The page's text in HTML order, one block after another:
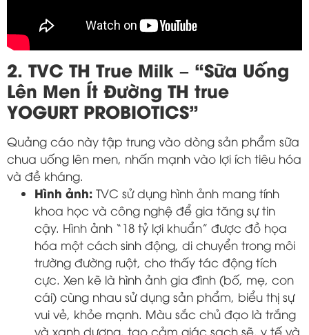
2. TVC TH True Milk – “Sữa Uống
Lên Men Ít Đường TH true
YOGURT PROBIOTICS”
Quảng cáo này tập trung vào dòng sản phẩm sữa
chua uống lên men, nhấn mạnh vào lợi ích tiêu hóa
và đề kháng.
Hình ảnh: TVC sử dụng hình ảnh mang tính
khoa học và công nghệ để gia tăng sự tin
cậy. Hình ảnh “18 tỷ lợi khuẩn” được đồ họa
hóa một cách sinh động, di chuyển trong môi
trường đường ruột, cho thấy tác động tích
cực. Xen kẽ là hình ảnh gia đình (bố, mẹ, con
cái) cùng nhau sử dụng sản phẩm, biểu thị sự
vui vẻ, khỏe mạnh. Màu sắc chủ đạo là trắng
và xanh dương, tạo cảm giác sạch sẽ, y tế và